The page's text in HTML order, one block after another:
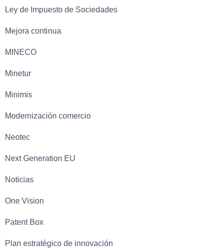
Ley de Impuesto de Sociedades
Mejora continua
MINECO
Minetur
Minimis
Modernización comercio
Neotec
Next Generation EU
Noticias
One Vision
Patent Box
Plan estratégico de innovación